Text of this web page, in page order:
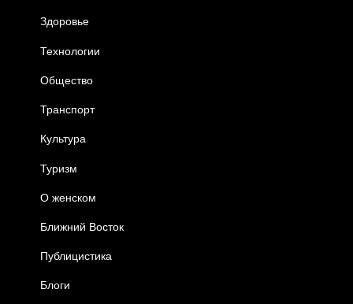
Здоровье
Технологии
Общество
Транспорт
Культура
Туризм
О женском
Ближний Восток
Публицистика
Блоги